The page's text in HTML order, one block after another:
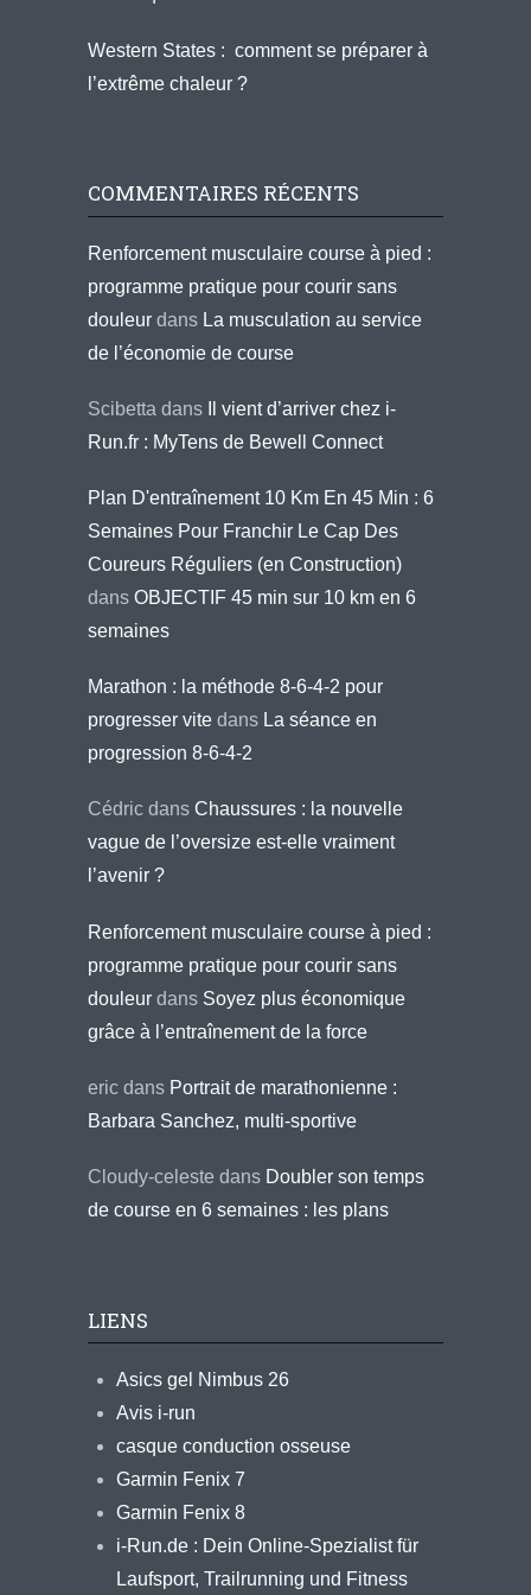
Western States : comment se préparer à
l’extrême chaleur ?
COMMENTAIRES RÉCENTS
Renforcement musculaire course à pied :
programme pratique pour courir sans
douleur dans La musculation au service
de l’économie de course
Scibetta dans
Il vient d’arriver chez i-
Run.fr : MyTens de Bewell Connect
Plan D'entraînement 10 Km En 45 Min : 6
Semaines Pour Franchir Le Cap Des
Coureurs Réguliers (en Construction)
dans OBJECTIF 45 min sur 10 km en 6
semaines
Marathon : la méthode 8-6-4-2 pour
progresser vite dans La séance en
progression 8-6-4-2
Cédric dans Chaussures : la nouvelle
vague de l’oversize est-elle vraiment
l’avenir ?
Renforcement musculaire course à pied :
programme pratique pour courir sans
douleur dans Soyez plus économique
grâce à l’entraînement de la force
eric dans Portrait de marathonienne :
Barbara Sanchez, multi-sportive
Cloudy-celeste dans Doubler son temps
de course en 6 semaines : les plans
LIENS
Asics gel Nimbus 26
Avis i-run
casque conduction osseuse
Garmin Fenix 7
Garmin Fenix 8
i-Run.de : Dein Online-Spezialist für
Laufsport, Trailrunning und Fitness